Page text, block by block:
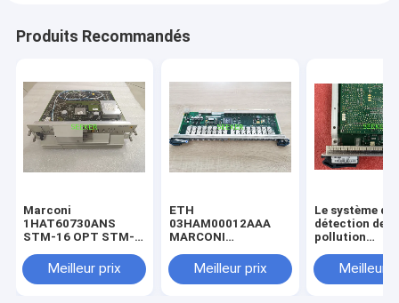
Produits Recommandés
Marconi
1HAT60730ANS
STM-16 OPT STM-
Meilleur prix
ETH
03HAM00012AAA
MARCONI
Meilleur prix
Le système de
détection de la
pollution
être utilisé
détection de la
Meilleur